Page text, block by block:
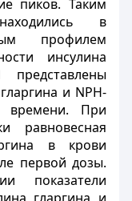
пиков. Таким
в
профилем
инсулина
и NPH-
времени. При
равновесная
в крови
первой дозы.
показатели